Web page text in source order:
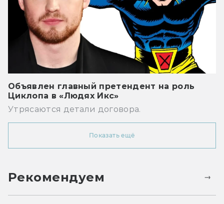
Объявлен главный претендент на роль
Циклопа в «Людях Икс»
Утрясаются детали договора.
Показать ещё
Рекомендуем